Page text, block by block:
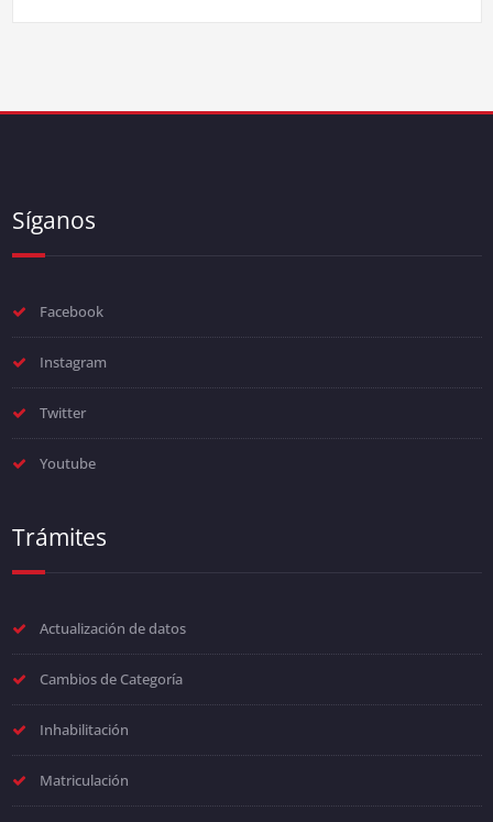
Síganos
Facebook
Instagram
Twitter
Youtube
Trámites
Actualización de datos
Cambios de Categoría
Inhabilitación
Matriculación